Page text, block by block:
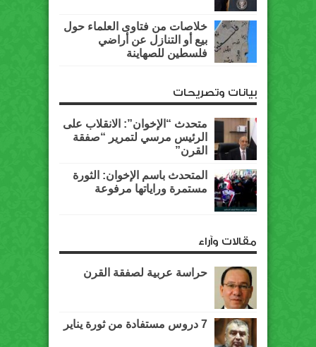
خلاصات من فتاوى العلماء حول
بيع أو التنازل عن أراضي
فلسطين للصهاينة
بيانات وتصريحات
متحدث “الإخوان”: الانقلاب على
الرئيس مرسي لتمرير “صفقة
القرن”
المتحدث باسم الإخوان: الثورة
مستمرة وراياتها مرفوعة
مقالات وآراء
حراسة عربية لصفقة القرن
7 دروس مستفادة من ثورة يناير